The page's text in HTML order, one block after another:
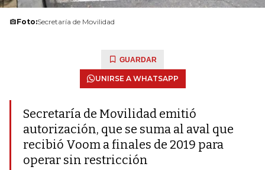
Foto:Secretaría de Movilidad
GUARDAR
UNIRSE A WHATSAPP
Secretaría de Movilidad emitió
autorización, que se suma al aval que
recibió Voom a finales de 2019 para
operar sin restricción